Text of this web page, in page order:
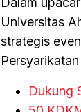
Universitas
strategis
Dukung